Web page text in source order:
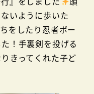
いように歩いた
をしたり忍者ポー
！手裏剣を投げる
きってくれた子ど